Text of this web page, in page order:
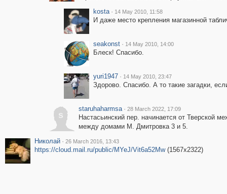
kosta · 14 May 2010, 11:58
И даже место крепления магазинной
seakonst · 14 May 2010, 14:00
Блеск! Спасибо.
yuri1947 · 14 May 2010, 23:47
Здорово. Спасибо. А то такие загадки,
s
staruhaharmsa · 28 March 2022, 17:09
Настасьинский пер. начинается от Тверской
между домами М. Дмитровка 3 и 5.
Николай · 26 March 2016, 13:43
https://cloud.mail.ru/public/MYeJ/Vit6a52Mw(1567x2322)